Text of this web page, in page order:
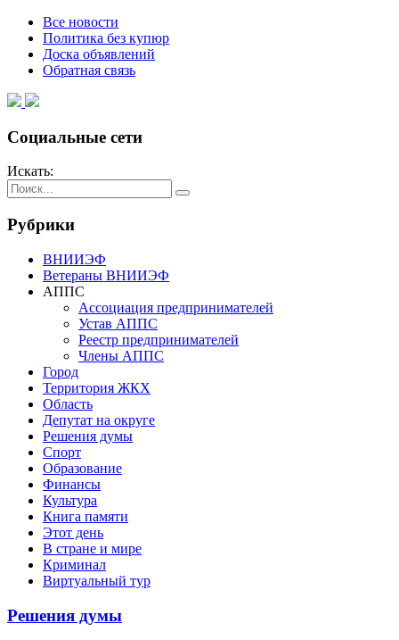
Все новости
Политика без купюр
Доска объявлений
Обратная связь
Социальные сети
Искать:
Рубрики
ВНИИЭФ
Ветераны ВНИИЭФ
АППС
Ассоциация предпринимателей
Устав АППС
Реестр предпринимателей
Члены АППС
Город
Территория ЖКХ
Область
Депутат на округе
Решения думы
Спорт
Образование
Финансы
Культура
Книга памяти
Этот день
В стране и мире
Криминал
Виртуальный тур
Решения думы